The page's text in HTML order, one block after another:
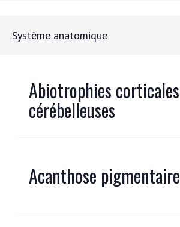
Système anatomique
Abiotrophies corticales
cérébelleuses
Acanthose pigmentaire